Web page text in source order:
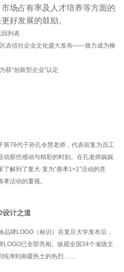
场占有率及人才培养等方面的
好发展的鼓励。
回列表
农信社企业文化盛大发布——致力成为柳
获“创新型企业”认定
第76代子孙孔令慧老师，代表前复为员工
动那些感动与精彩的时刻。在孔老师娓娓
解到了复大·复为“善孝1+1”活动的意
活动的重视。
设计之道
牌LOGO（标识）在复旦大学发布后，
LOGO已全部亮相。纵观全国34个省级文
纯净到南疆热土的热烈……